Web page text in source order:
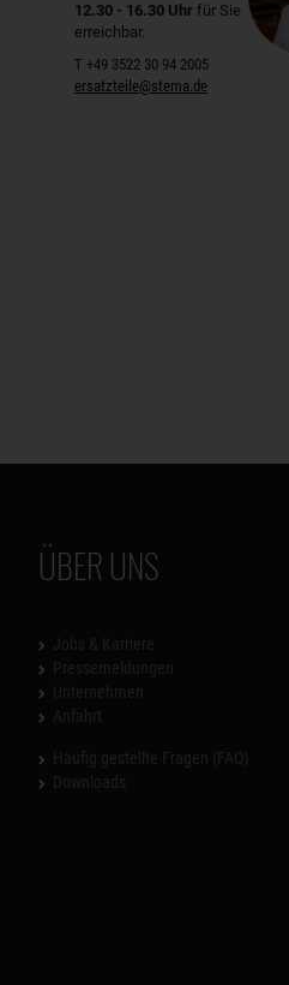
12.30 - 16.30 Uhr für Sie
erreichbar.
T +49 3522 30 94 2005
ersatzteile@stema.de
ÜBER UNS